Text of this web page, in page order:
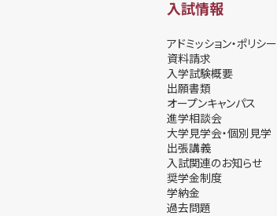
入試情報
アドミッション・ポリシー
資料請求
⼊学試験概要
出願書類
オープンキャンパス
進学相談会
⼤学⾒学会・個別⾒学
出張講義
⼊試関連のお知らせ
奨学⾦制度
学納⾦
過去問題